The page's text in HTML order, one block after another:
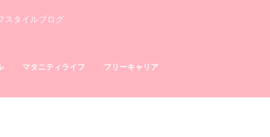
スタイルブログ
マタニティライフ フリーキャリア